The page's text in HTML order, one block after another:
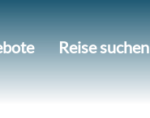
Reise suchen